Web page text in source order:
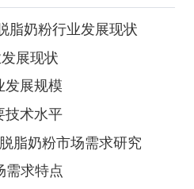
脂奶粉行业发展现状
展现状
发展规模
技术水平
脂奶粉市场需求研究
需求特点